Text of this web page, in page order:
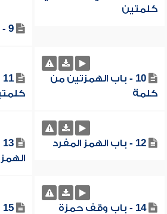
كلمتين
9 - باب المد والقصر
10 - باب الهمزتين من
كلمة
12 - باب الهمز المفرد
14 - باب وقف حمزة